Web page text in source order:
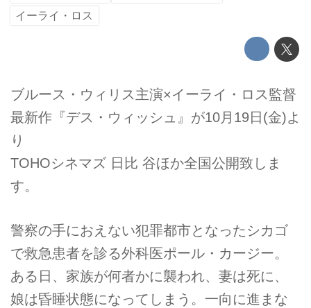
イーライ・ロス
ブルース・ウィリス主演×イーライ・ロス監督
最新作『デス・ウィッシュ』が10月19日(金)よ
り
TOHOシネマズ 日比 谷ほか全国公開致しま
す。
警察の手におえない犯罪都市となったシカゴ
で救急患者を診る外科医ポール・カージー。
ある日、家族が何者かに襲われ、妻は死に、
娘は昏睡状態になってしまう。一向に進まな